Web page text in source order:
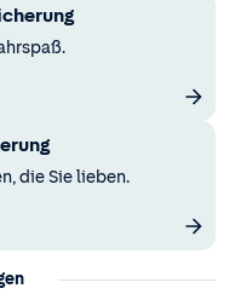
die Sie lieben.